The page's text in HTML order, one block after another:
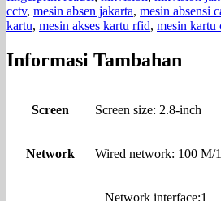
cctv, mesin absen jakarta, mesin absensi
kartu, mesin akses kartu rfid, mesin kartu
Informasi Tambahan
Screen Screen size: 2.8-inch
Network Wired network: 100 M/
– Network interface:1